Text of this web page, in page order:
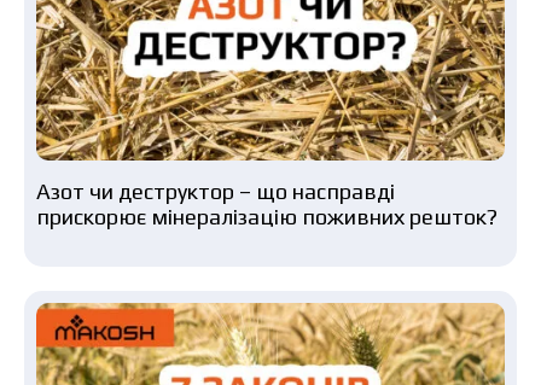
Азот чи деструктор – що насправді
прискорює мінералізацію поживних решток?